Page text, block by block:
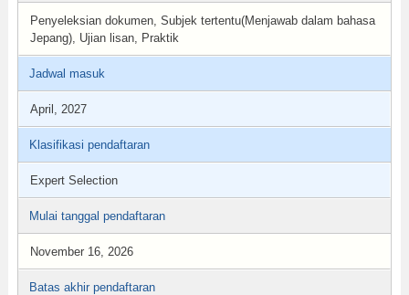
Penyeleksian dokumen, Subjek tertentu(Menjawab dalam bahasa
Jepang), Ujian lisan, Praktik
Jadwal masuk
April, 2027
Klasifikasi pendaftaran
Expert Selection
Mulai tanggal pendaftaran
November 16, 2026
Batas akhir pendaftaran